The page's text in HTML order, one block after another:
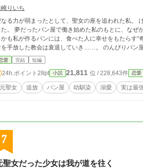
りいち
力が弱まったとして、聖女の座を追われた私。 けれど実際は――力が強くなりすぎて、器に収まりきらなくなっていただけだ
ぜか幼馴染の天才神官まで押しかけてきて、一緒に店を切り盛りすることに！？
も私が作るパンには、食べた人に幸せをもたらす“奇跡”の力が宿っていて――。 元
女を手放した教会は
愛 完結 短編
24h.ポイント 28pt 小説 21,811 位 / 228,643件 恋愛
元聖女 追放 パン屋 幼馴染 溺愛 実は最
7
聖女だった少女は我が道を往く